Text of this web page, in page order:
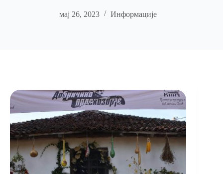
мај 26, 2023 Информације